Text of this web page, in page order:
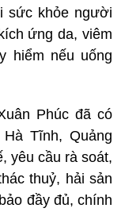
sức khỏe người
ứng da, viêm
hiểm nếu uống
Phúc đã có
Tĩnh, Quảng
yêu cầu rà soát,
thuỷ, hải sản
đầy đủ, chính